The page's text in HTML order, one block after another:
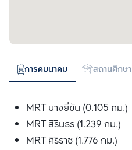
การคมนาคม สถานศึกษา
MRT บางยี่ขัน (0.105 กม.)
MRT สิรินธร (1.239 กม.)
MRT ศิริราช (1.776 กม.)